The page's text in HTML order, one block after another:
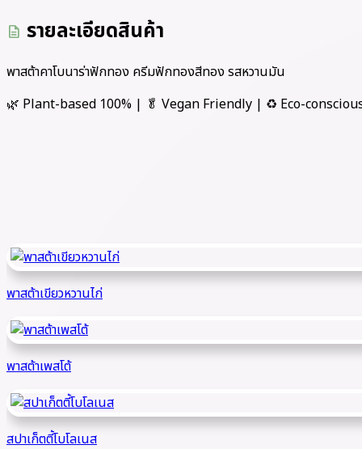
description รายละเอียดสินค้า
พาสต้าคาโบนาร่าฟักทอง ครีมฟักทองสีทอง รสหวานมัน
🌿 Plant-based 100% | 🥬 Vegan Friendly | ♻️ Eco-